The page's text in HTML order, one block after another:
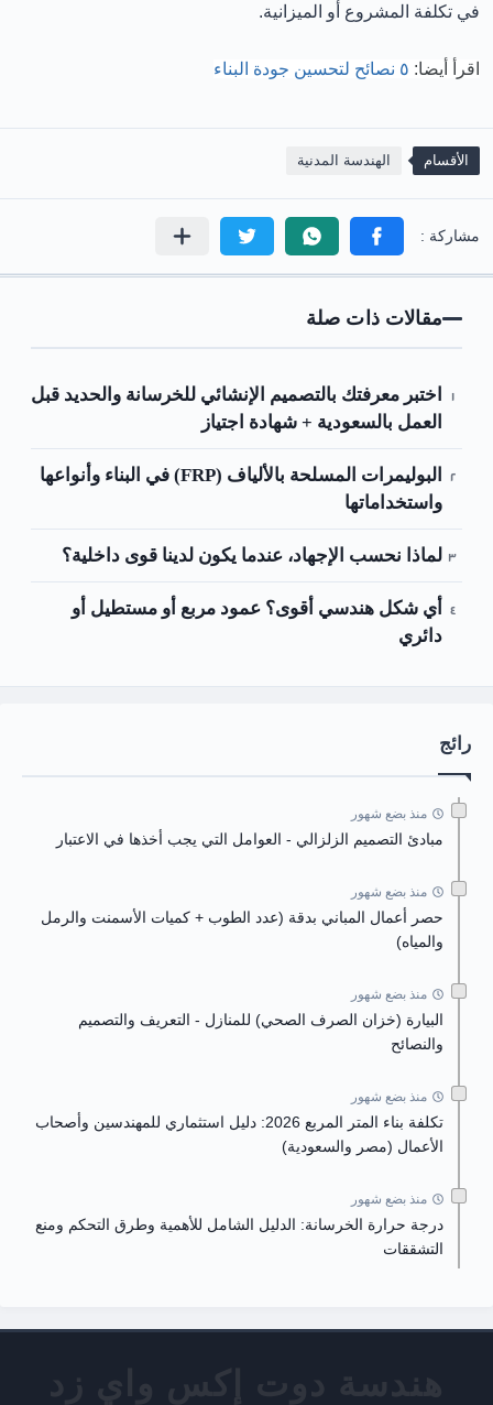
في تكلفة المشروع أو الميزانية.
اقرأ أيضا: ٥ نصائح لتحسين جودة البناء
الأقسام الهندسة المدنية
مقالات ذات صلة
اختبر معرفتك بالتصميم الإنشائي للخرسانة والحديد قبل
العمل بالسعودية + شهادة اجتياز
البوليمرات المسلحة بالألياف (FRP) في البناء وأنواعها
واستخداماتها
لماذا نحسب الإجهاد، عندما يكون لدينا قوى داخلية؟
أي شكل هندسي أقوى؟ عمود مربع أو مستطيل أو
دائري
رائج
منذ بضع شهور
مبادئ التصميم الزلزالي - العوامل التي يجب أخذها في الاعتبار
منذ بضع شهور
حصر أعمال المباني بدقة (عدد الطوب + كميات الأسمنت والرمل
والمياه)
منذ بضع شهور
البيارة (خزان الصرف الصحي) للمنازل - التعريف والتصميم
والنصائح
منذ بضع شهور
تكلفة بناء المتر المربع 2026: دليل استثماري للمهندسين وأصحاب
الأعمال (مصر والسعودية)
منذ بضع شهور
درجة حرارة الخرسانة: الدليل الشامل للأهمية وطرق التحكم ومنع
التشققات